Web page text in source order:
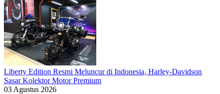
Liberty Edition Resmi Meluncur di Indonesia, Harley-Davidson
Sasar Kolektor Motor Premium
03 Agustus 2026